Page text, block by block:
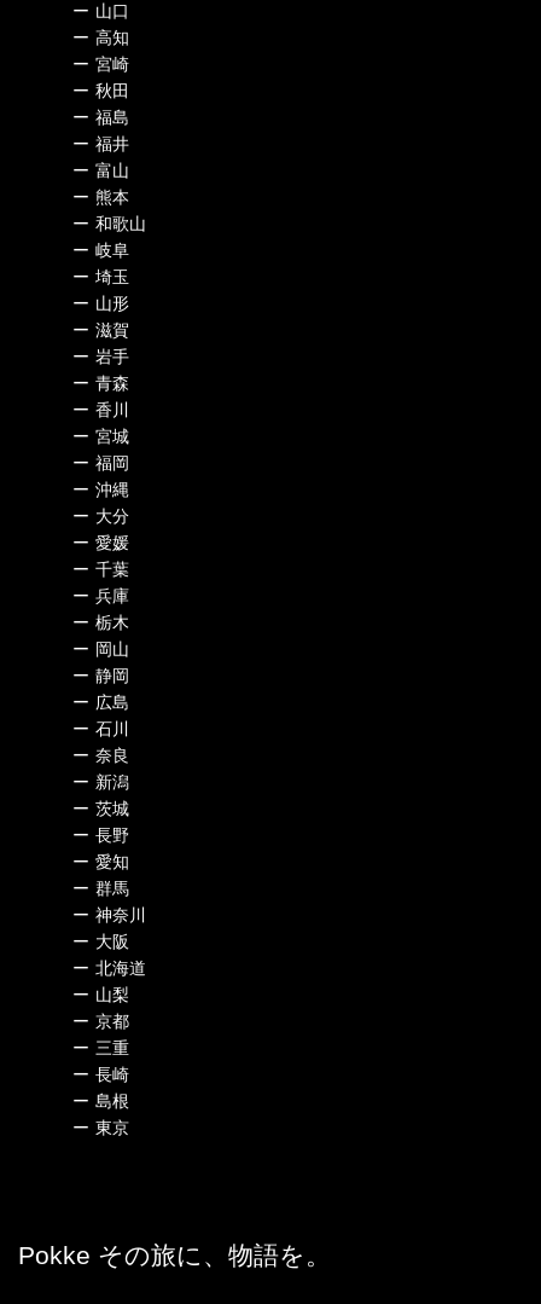
ー 山口
ー 高知
ー 宮崎
ー 秋田
ー 福島
ー 福井
ー 富山
ー 熊本
ー 和歌山
ー 岐阜
ー 埼玉
ー 山形
ー 滋賀
ー 岩手
ー 青森
ー 香川
ー 宮城
ー 福岡
ー 沖縄
ー 大分
ー 愛媛
ー 千葉
ー 兵庫
ー 栃木
ー 岡山
ー 静岡
ー 広島
ー 石川
ー 奈良
ー 新潟
ー 茨城
ー 長野
ー 愛知
ー 群馬
ー 神奈川
ー 大阪
ー 北海道
ー 山梨
ー 京都
ー 三重
ー 長崎
ー 島根
ー 東京
Pokke その旅に、物語を。